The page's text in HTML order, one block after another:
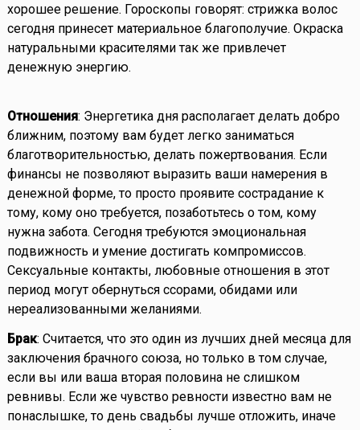
хорошее решение. Гороскопы говорят: стрижка волос
сегодня принесет материальное благополучие. Окраска
натуральными красителями так же привлечет
денежную энергию.
Отношения: Энергетика дня располагает делать добро
ближним, поэтому вам будет легко заниматься
благотворительностью, делать пожертвования. Если
финансы не позволяют выразить ваши намерения в
денежной форме, то просто проявите сострадание к
тому, кому оно требуется, позаботьтесь о том, кому
нужна забота. Сегодня требуются эмоциональная
подвижность и умение достигать компромиссов.
Сексуальные контакты, любовные отношения в этот
период могут обернуться ссорами, обидами или
нереализованными желаниями.
Брак: Считается, что это один из лучших дней месяца для
заключения брачного союза, но только в том случае,
если вы или ваша вторая половина не слишком
ревнивы. Если же чувство ревности известно вам не
понаслышке, то день свадьбы лучше отложить, иначе